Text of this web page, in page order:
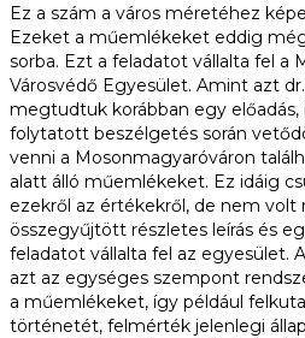
Ez a szám a város méretéhez
Ezeket a műemlékeket eddig
sorba. Ezt a feladatot vállalta fel a
Városvédő Egyesület. Amint azt
megtudtuk korábban egy előadás,
folytatott beszélgetés során
venni a Mosonmagyaróváron
alatt álló műemlékeket. Ez idáig
ezekről az értékekről, de nem volt
összegyűjtött részletes leírás és
feladatot vállalta fel az egyesület.
azt az egységes szempont
a műemlékeket, így például
történetét, felmérték jelenlegi